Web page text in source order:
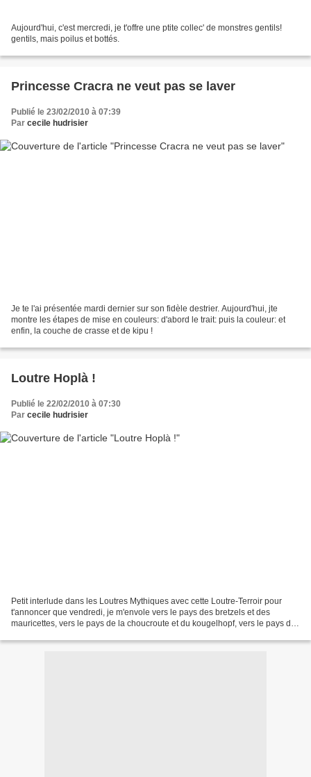
Aujourd'hui, c'est mercredi, je t'offre une ptite collec' de monstres gentils!
gentils, mais poilus et bottés.
Princesse Cracra ne veut pas se laver
Publié le 23/02/2010 à 07:39
Par cecile hudrisier
Je te l'ai présentée mardi dernier sur son fidèle destrier. Aujourd'hui, jte
montre les étapes de mise en couleurs: d'abord le trait: puis la couleur: et
enfin, la couche de crasse et de kipu !
Loutre Hoplà !
Publié le 22/02/2010 à 07:30
Par cecile hudrisier
Petit interlude dans les Loutres Mythiques avec cette Loutre-Terroir pour
t'annoncer que vendredi, je m'envole vers le pays des bretzels et des
mauricettes, vers le pays de la choucroute et du kougelhopf, vers le pays de